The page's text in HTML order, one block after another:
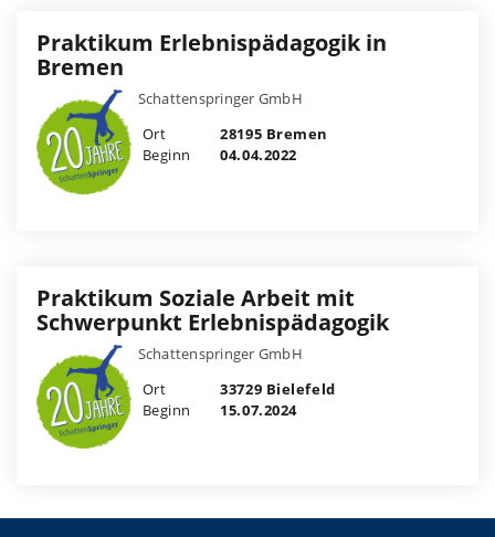
Praktikum Erlebnispädagogik in
Bremen
Schattenspringer GmbH
Ort
28195 Bremen
Beginn
04.04.2022
Praktikum Soziale Arbeit mit
Schwerpunkt Erlebnispädagogik
Schattenspringer GmbH
Ort
33729 Bielefeld
Beginn
15.07.2024